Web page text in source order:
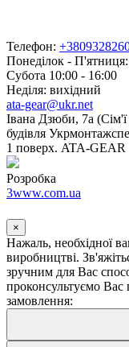
Телефон:
Понеділок -
Субота 10:00 - 16:00
Неділя: вихідний
ata-gear@ukr.net
Івана Дзюби, 7а
будівля
1 поверх. ATA-GEAR
Розробка
3www.com.ua
×
Нажаль, необхідної
виробництві.
зручним для Вас
проконсультуємо Вас
замовлення: